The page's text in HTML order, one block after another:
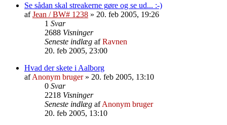
Se sådan skal streakerne gøre og se ud... :-)
afJean / BW# 1238 » 20. feb 2005, 19:26
1 Svar
2688 Visninger
Seneste indlæg afRavnen
20. feb 2005, 23:00
Hvad der skete i Aalborg
afAnonym bruger» 20. feb 2005, 13:10
0 Svar
2218 Visninger
Seneste indlæg afAnonym bruger
20. feb 2005, 13:10